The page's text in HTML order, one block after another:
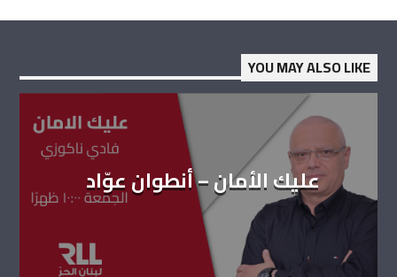
YOU MAY ALSO LIKE
عليك الأمان – أنطوان عوّاد